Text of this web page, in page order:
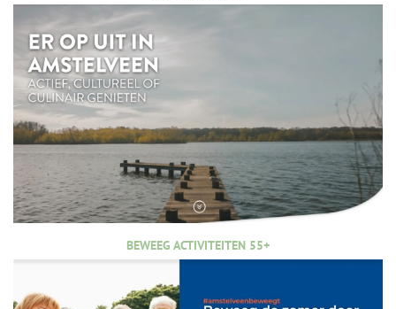
BEWEEG ACTIVITEITEN 55+